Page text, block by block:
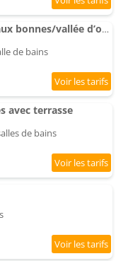
Appartement douillet eaux bonnes/vallée d’ossau
de bains
avec terrasse
de bains